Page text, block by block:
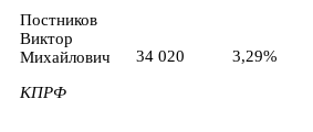
Постников
Виктор
Михайлович
КПРФ
34 020 3,29%